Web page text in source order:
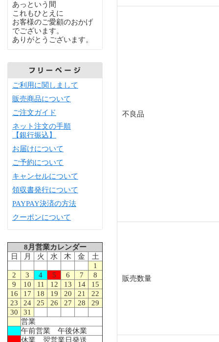
あっという間
これもひとえに
お客様のご愛顧のおかげ
でございます。
ありがとうございます。
ご利用に関しまして
販売商品について
ご注文ガイド
ネット注文の手順
【銀行振込】
お届けについて
ご予約について
キャンセルについて
領収書発行について
PAYPAY決済の方法
クーポンについて
8月営業カレンダー
日
月 火 水 木 金
土
1
2
3 4 5 6 7
8
9
10 11 12 13 14
15
16
17 18 19 20 21
22
23
24 25 26 27 28
29
30
31
営業
午前営業 午後休業
休業 翌営業日発送
不良品
販売数量